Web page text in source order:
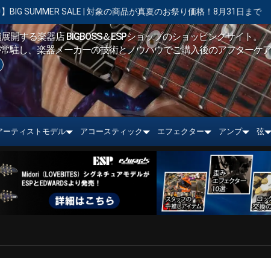
対象の商品が真夏のお祭り価格！8月31日まで 【キャンペーン
開する楽器店 BIGBOSS＆ESPショップのショッピングサイト。
駐し、楽器メーカーの技術とノウハウでご購入後のアフターケ
ーティストモデル アコースティック エフェクター アンプ 弦